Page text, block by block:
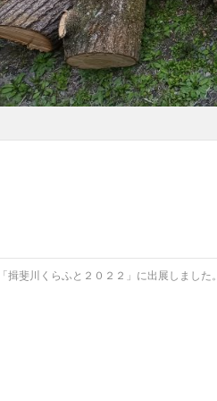
「揖斐川くらふと２０２２」に出展しました。